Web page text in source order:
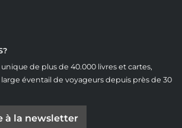
de plus de 40.000 livres et cartes,
éventail de voyageurs depuis près de 30
à la newsletter